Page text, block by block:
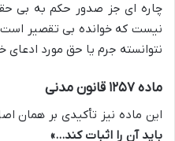
چاره ای جز صدور حکم به بی
نیست که خوانده بی تقصیر
نتوانسته جرم یا حق مورد ادعای
ماده ۱۲۵۷ قانون مدنی
این ماده نیز تأکیدی بر همان
باید آن را اثبات کند…»